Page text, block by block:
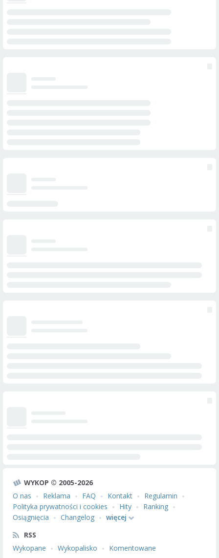
WYKOP © 2005-2026
O nas
Reklama FAQ Kontakt
Regulamin
Polityka prywatności i cookies
Hity
Ranking
Osiągnięcia
Changelog
więcej
RSS
Wykopane
Wykopalisko Komentowane